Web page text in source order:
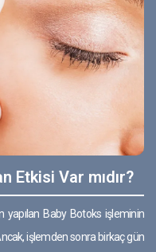
Etkisi Var mıdır?
Baby Botoks işleminin
işlemden sonra birkaç gün